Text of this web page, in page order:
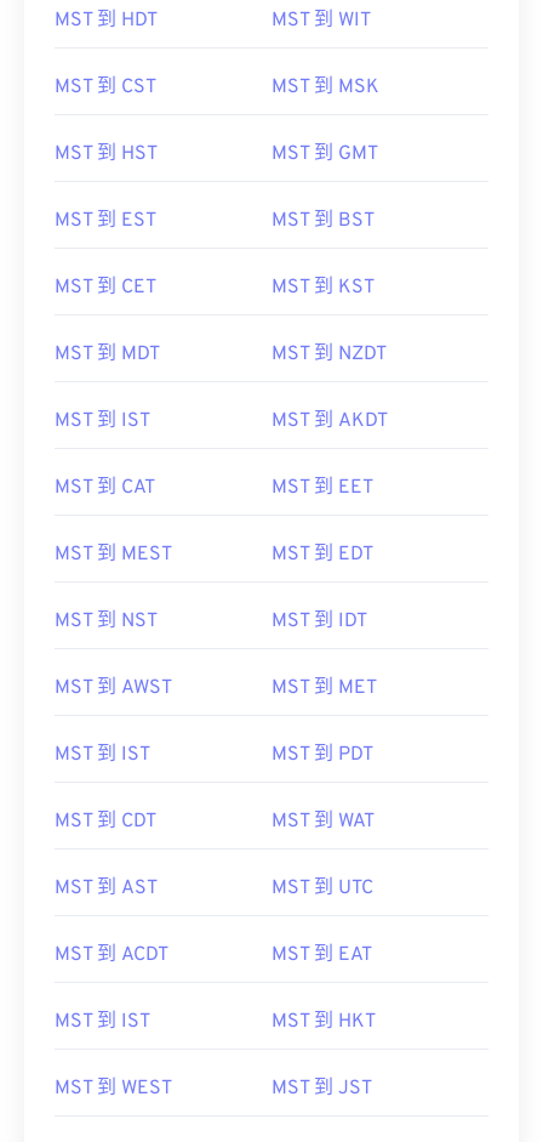
MST 到 HDT MST 到 WIT
MST 到 CST MST 到 MSK
MST 到 HST MST 到 GMT
MST 到 EST MST 到 BST
MST 到 CET MST 到 KST
MST 到 MDT MST 到 NZDT
MST 到 IST MST 到 AKDT
MST 到 CAT MST 到 EET
MST 到 MEST MST 到 EDT
MST 到 NST MST 到 IDT
MST 到 AWST MST 到 MET
MST 到 IST MST 到 PDT
MST 到 CDT MST 到 WAT
MST 到 AST MST 到 UTC
MST 到 ACDT MST 到 EAT
MST 到 IST MST 到 HKT
MST 到 WEST MST 到 JST